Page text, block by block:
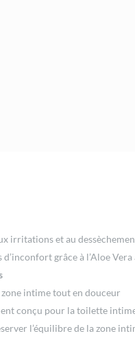
irritations et au
d’inconfort grâce à l’Aloe
intime tout en douceur
conçu pour la toilette
l’équilibre de la zone